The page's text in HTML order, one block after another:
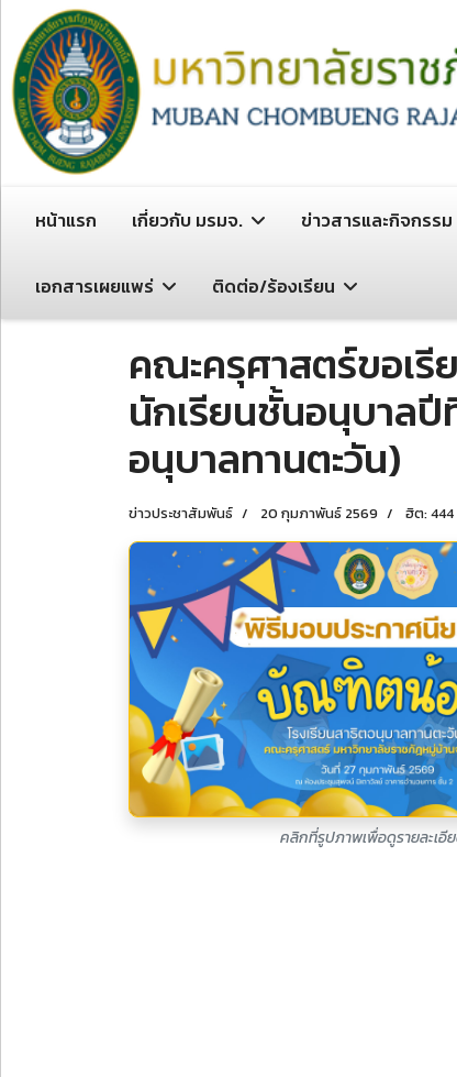
หน้าแรก เกี่ยวกับ มรมจ. ข่าวสารและกิจกรรม
เอกสารเผยแพร่ ติดต่อ/ร้องเรียน
คณะครุศาสตร์ขอเ
นักเรียนชั้นอนุบาล
อนุบาลทานตะวัน)
ข่าวประชาสัมพันธ์ 20 กุมภาพันธ์ 2569 ฮิต: 444
คลิกที่รูปภาพเพื่อดูรายละเอี